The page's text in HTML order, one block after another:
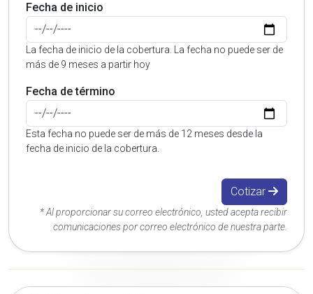
Fecha de inicio
La fecha de inicio de la cobertura. La fecha no puede ser de
más de 9 meses a partir hoy
Fecha de término
Esta fecha no puede ser de más de 12 meses desde la
fecha de inicio de la cobertura.
Cotizar
* Al proporcionar su correo electrónico, usted acepta recibir
comunicaciones por correo electrónico de nuestra parte.